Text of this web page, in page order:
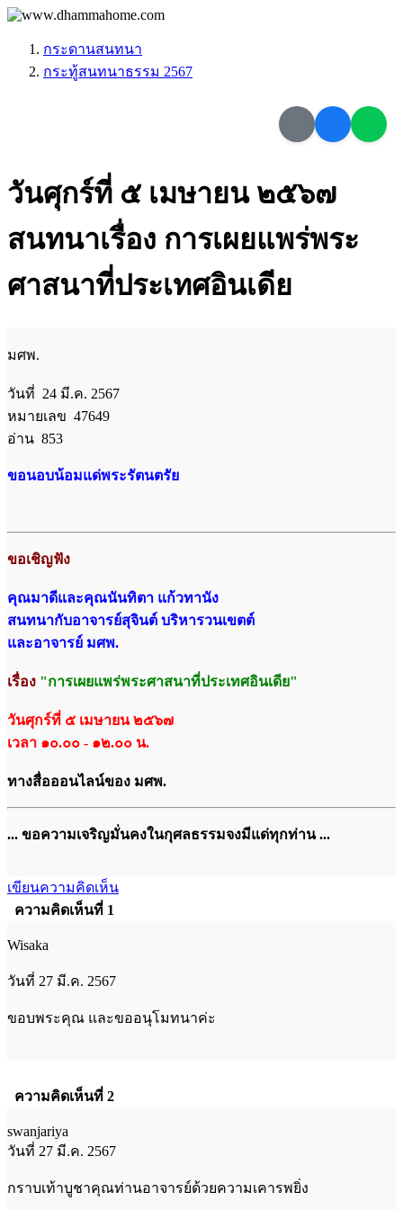
กระดานสนทนา
กระทู้สนทนาธรรม 2567
วันศุกร์ที่ ๕ เมษายน ๒๕๖๗
สนทนาเรื่อง การเผยแพร่พระ
ศาสนาที่ประเทศอินเดีย
มศพ.
วันที่ 24 มี.ค. 2567
หมายเลข 47649
อ่าน 853
ขอนอบน้อมแด่พระรัตนตรัย
ขอเชิญฟัง
คุณมาดีและคุณนันทิตา แก้วทานัง
สนทนากับอาจารย์สุจินต์ บริหารวนเขตต์
และอาจารย์ มศพ.
เรื่อง "การเผยแพร่พระศาสนาที่ประเทศอินเดีย"
วันศุกร์ที่ ๕ เมษายน ๒๕๖๗
เวลา ๑๐.๐๐ - ๑๒.๐๐ น.
ทางสื่อออนไลน์ของ มศพ.
... ขอความเจริญมั่นคงในกุศลธรรมจงมีแด่ทุกท่าน ...
เขียนความคิดเห็น
ความคิดเห็นที่ 1
Wisaka
วันที่ 27 มี.ค. 2567
ขอบพระคุณ และขออนุโมทนาค่ะ
ความคิดเห็นที่ 2
swanjariya
วันที่ 27 มี.ค. 2567
กราบเท้าบูชาคุณท่านอาจารย์ด้วยความเคารพยิ่ง